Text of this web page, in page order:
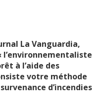
La Vanguardia,
l’environnementaliste
à l’aide des
votre méthode
d’incendies